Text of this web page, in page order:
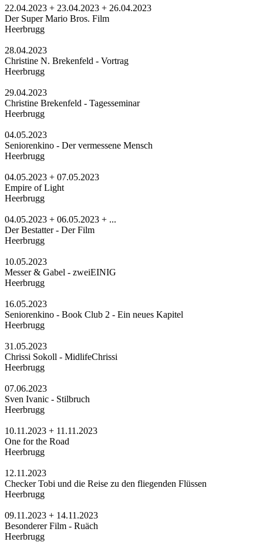
22.04.2023 + 23.04.2023 + 26.04.2023
Der Super Mario Bros. Film
Heerbrugg
28.04.2023
Christine N. Brekenfeld - Vortrag
Heerbrugg
29.04.2023
Christine Brekenfeld - Tagesseminar
Heerbrugg
04.05.2023
Seniorenkino - Der vermessene Mensch
Heerbrugg
04.05.2023 + 07.05.2023
Empire of Light
Heerbrugg
04.05.2023 + 06.05.2023 + ...
Der Bestatter - Der Film
Heerbrugg
10.05.2023
Messer & Gabel - zweiEINIG
Heerbrugg
16.05.2023
Seniorenkino - Book Club 2 - Ein neues Kapitel
Heerbrugg
31.05.2023
Chrissi Sokoll - MidlifeChrissi
Heerbrugg
07.06.2023
Sven Ivanic - Stilbruch
Heerbrugg
10.11.2023 + 11.11.2023
One for the Road
Heerbrugg
12.11.2023
Checker Tobi und die Reise zu den fliegenden Flüssen
Heerbrugg
09.11.2023 + 14.11.2023
Besonderer Film - Ruäch
Heerbrugg